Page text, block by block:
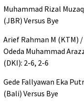
Muhammad Rizal
(JBR) Versus Bye
Arief Rahman M (KTM)
Odeda Muhammad
(DKI): 2-6, 2-6
Gede Fallyawan Eka
(Bali) Versus Bye